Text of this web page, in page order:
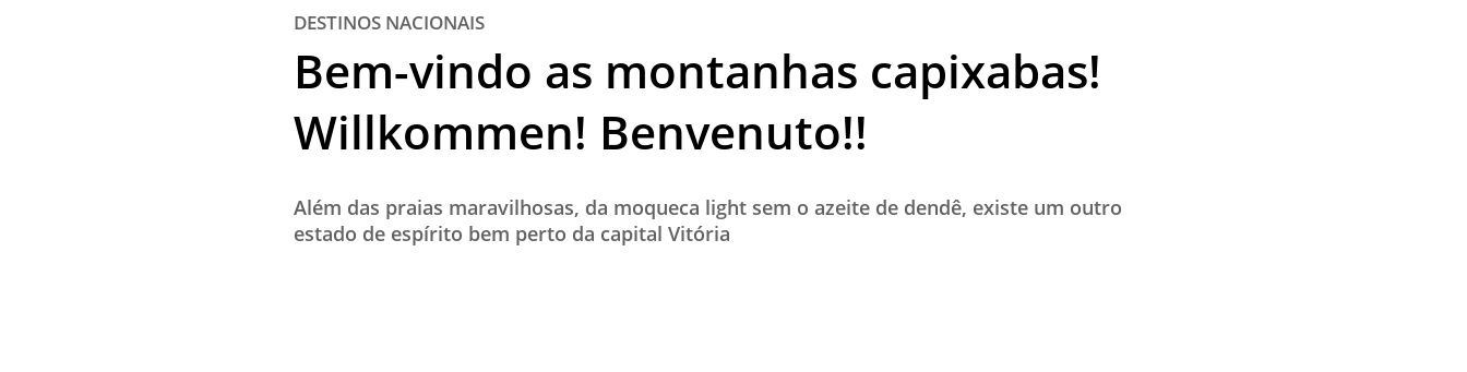
ÚLTIMAS NOTÍCIAS
QUEM SOMOS - EQUIPE
DESTINOS NACIONAIS
Bem-vindo as montanhas capixabas!
Willkommen! Benvenuto!!
Além das praias maravilhosas, da moqueca light sem o azeite de dendê, existe um outro
estado de espírito bem perto da capital Vitória